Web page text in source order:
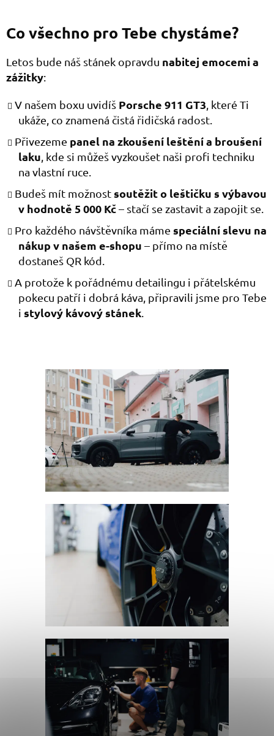
Co všechno pro Tebe chystáme?
Letos bude náš stánek opravdu nabitej emocemi a
zážitky:
V našem boxu uvidíš Porsche 911 GT3 , které Ti
ukáže, co znamená čistá řidičská radost.
Přivezeme panel na zkoušení leštění a broušení
laku , kde si můžeš vyzkoušet naši profi techniku
na vlastní ruce.
Budeš mít možnost soutěžit o leštičku s výbavou
v hodnotě 5 000 Kč– stačí se zastavit a zapojit se.
Pro každého návštěvníka máme speciální slevu na
nákup v našem e-shopu – přímo na místě
dostaneš QR kód.
A protože k pořádnému detailingu i přátelskému
pokecu patří i dobrá káva, připravili jsme pro Tebe
i stylový kávový stánek